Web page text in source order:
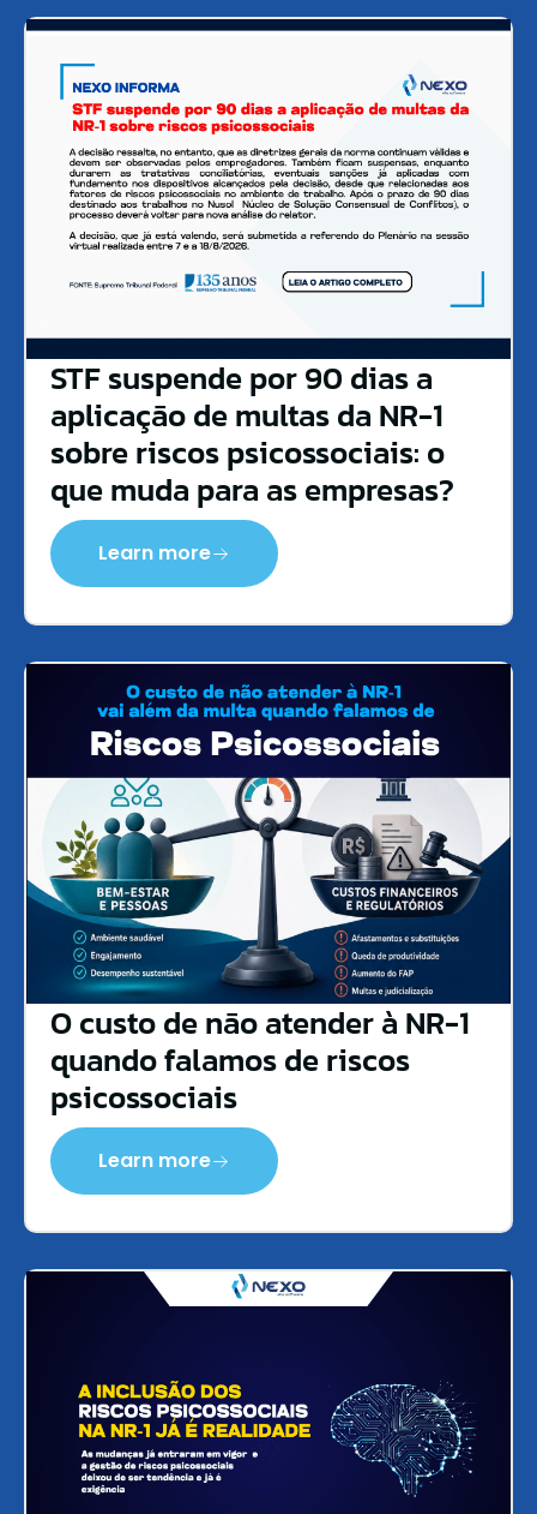
STF suspende por 90 dias a
aplicação de multas da NR-1
sobre riscos psicossociais: o
que muda para as empresas?
Learn more
O custo de não atender à NR-1
quando falamos de riscos
psicossociais
Learn more